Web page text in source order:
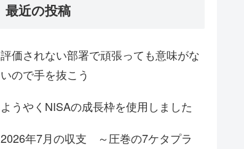
最近の投稿
評価されない部署で頑張っても意味がな
いので手を抜こう
ようやくNISAの成長枠を使用しました
2026年7月の収支 ～圧巻の7ケタプラ